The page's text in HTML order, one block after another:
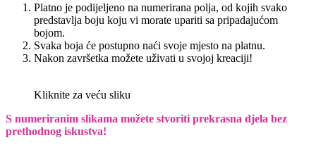
Platno je podijeljeno na numerirana polja, od kojih svako
predstavlja boju koju vi morate upariti sa pripadajućom
bojom.
Svaka boja će postupno naći svoje mjesto na platnu.
Nakon završetka možete uživati u svojoj kreaciji!
Kliknite za veću sliku
S numeriranim slikama možete stvoriti prekrasna djela bez
prethodnog iskustva!